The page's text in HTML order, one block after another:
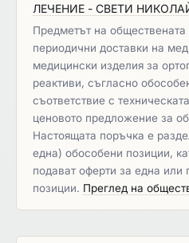
ЛЕЧЕНИЕ - СВЕТИ
Предметът на
периодични доставки на
медицински изделия за
реактиви, съгласно
съответствие с
ценовото предложение за
Настоящата поръчка е
една) обособени позиции,
подават оферти за една или
позиции. Преглед на